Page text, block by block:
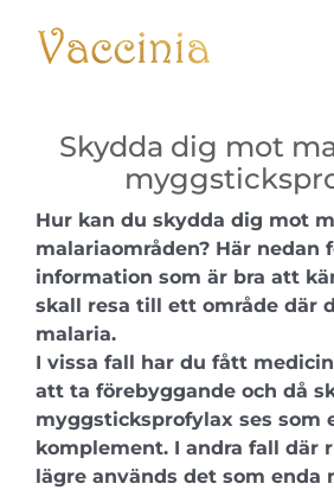
innehållet
Skydda dig mot
Hur kan du skydda dig mot
malariaområden? Här nedan
information som är bra att
skall resa till ett område där
malaria.
I vissa fall har du fått
att ta förebyggande och då
myggsticksprofylax ses som
komplement. I andra fall där
lägre används det som enda